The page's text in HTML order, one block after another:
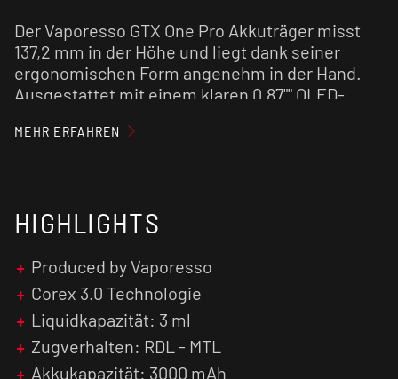
Der Vaporesso GTX One Pro Akkuträger misst
137,2 mm in der Höhe und liegt dank seiner
ergonomischen Form angenehm in der Hand.
Ausgestattet mit einem klaren 0,87"" OLED-
bietet der Vaporesso GTX One Pro eine intuitive
unterstreichen den Premium-Charakter des
Der integrierte 3000-mAh-Akku des Vaporesso
GTX One Pro ermöglicht eine besonders lange
Laufzeit – bis zu 50 % länger als beim
Vorgängermodell Vaporesso GTX One. Das
Ergebnis sind bis zu drei Tage Nutzungsdauer,
MEHR ERFAHREN
HIGHLIGHTS
Produced by Vaporesso
Corex 3.0 Technologie
Liquidkapazität: 3 ml
Zugverhalten: RDL - MTL
Akkukapazität: 3000 mAh